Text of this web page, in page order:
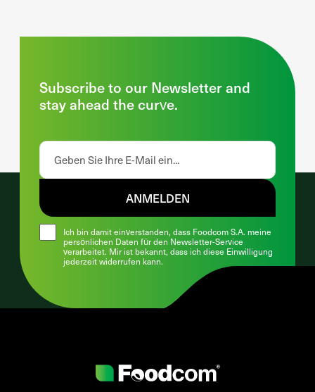
Subscribe to our Newsletter and
stay ahead the curve.
Ich bin damit einverstanden, dass Foodcom S.A. meine
persönlichen Daten für den Newsletter-Service
verarbeitet. Mir ist bekannt, dass ich diese Einwilligung
jederzeit widerrufen kann.
ANMELDEN